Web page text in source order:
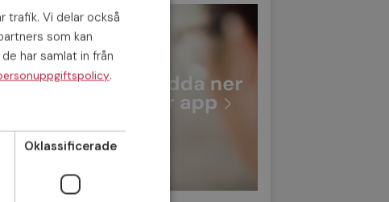
trafik. Vi delar också
som kan
har samlat in från
.
Oklassificerade